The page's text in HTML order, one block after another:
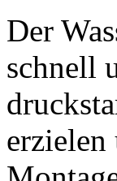
Der
schnell
erzielen